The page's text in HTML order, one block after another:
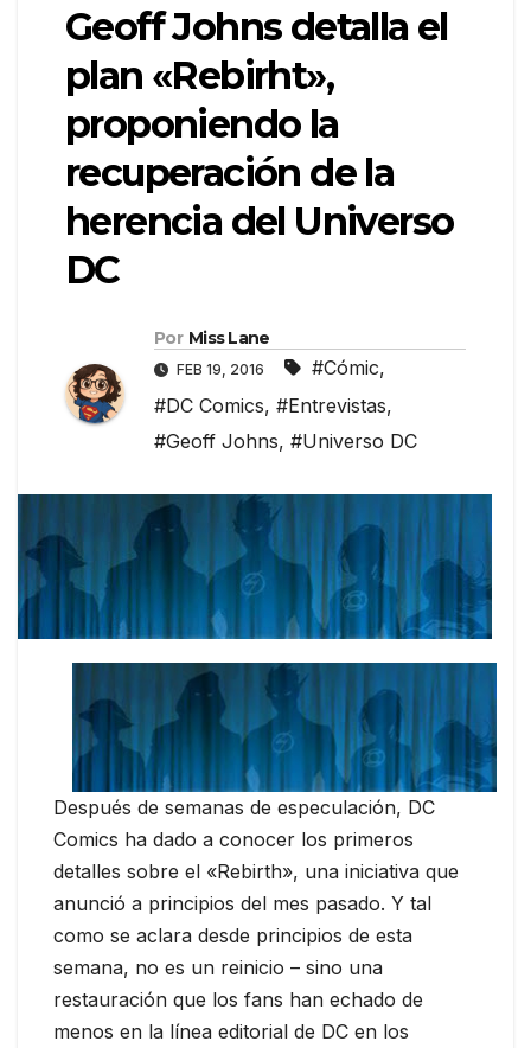
Geoff Johns detalla el
plan «Rebirht»,
proponiendo la
recuperación de la
herencia del Universo
DC
Por Miss Lane
FEB 19, 2016 #Cómic,
#DC Comics, #Entrevistas,
#Geoff Johns, #Universo DC
Después de semanas de especulación, DC
Comics ha dado a conocer los primeros
detalles sobre el «Rebirth», una iniciativa que
anunció a principios del mes pasado. Y tal
como se aclara desde principios de esta
semana, no es un reinicio – sino una
restauración que los fans han echado de
menos en la línea editorial de DC en los